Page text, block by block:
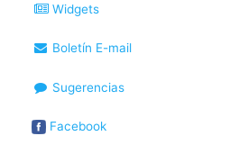
Widgets
Boletín E-mail
Sugerencias
Facebook